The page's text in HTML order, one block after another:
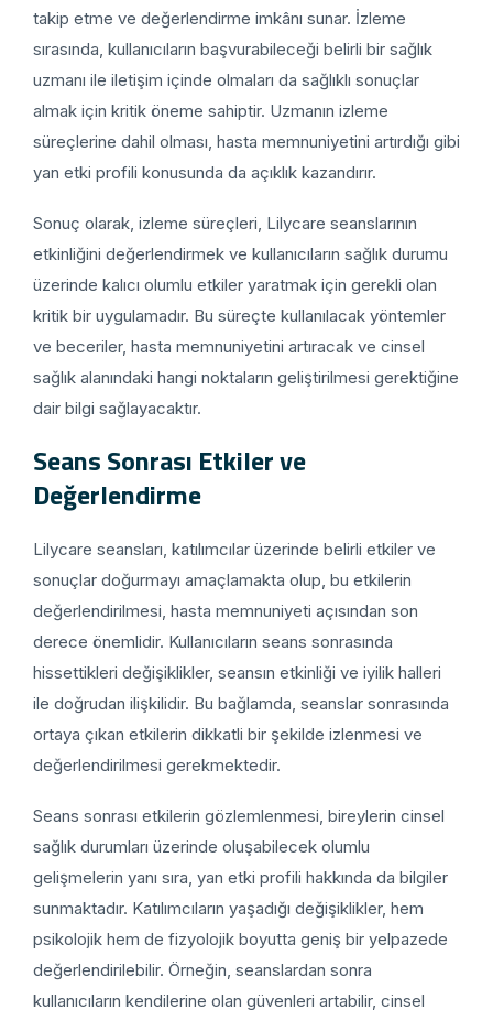
takip etme ve değerlendirme imkânı sunar. İzleme
sırasında, kullanıcıların başvurabileceği belirli bir sağlık
uzmanı ile iletişim içinde olmaları da sağlıklı sonuçlar
almak için kritik öneme sahiptir. Uzmanın izleme
süreçlerine dahil olması, hasta memnuniyetini artırdığı gibi
yan etki profili konusunda da açıklık kazandırır.
Sonuç olarak, izleme süreçleri, Lilycare seanslarının
etkinliğini değerlendirmek ve kullanıcıların sağlık durumu
üzerinde kalıcı olumlu etkiler yaratmak için gerekli olan
kritik bir uygulamadır. Bu süreçte kullanılacak yöntemler
ve beceriler, hasta memnuniyetini artıracak ve cinsel
sağlık alanındaki hangi noktaların geliştirilmesi gerektiğine
dair bilgi sağlayacaktır.
Seans Sonrası Etkiler ve
Değerlendirme
Lilycare seansları, katılımcılar üzerinde belirli etkiler ve
sonuçlar doğurmayı amaçlamakta olup, bu etkilerin
değerlendirilmesi, hasta memnuniyeti açısından son
derece önemlidir. Kullanıcıların seans sonrasında
hissettikleri değişiklikler, seansın etkinliği ve iyilik halleri
ile doğrudan ilişkilidir. Bu bağlamda, seanslar sonrasında
ortaya çıkan etkilerin dikkatli bir şekilde izlenmesi ve
değerlendirilmesi gerekmektedir.
Seans sonrası etkilerin gözlemlenmesi, bireylerin cinsel
sağlık durumları üzerinde oluşabilecek olumlu
gelişmelerin yanı sıra, yan etki profili hakkında da bilgiler
sunmaktadır. Katılımcıların yaşadığı değişiklikler, hem
psikolojik hem de fizyolojik boyutta geniş bir yelpazede
değerlendirilebilir. Örneğin, seanslardan sonra
kullanıcıların kendilerine olan güvenleri artabilir, cinsel